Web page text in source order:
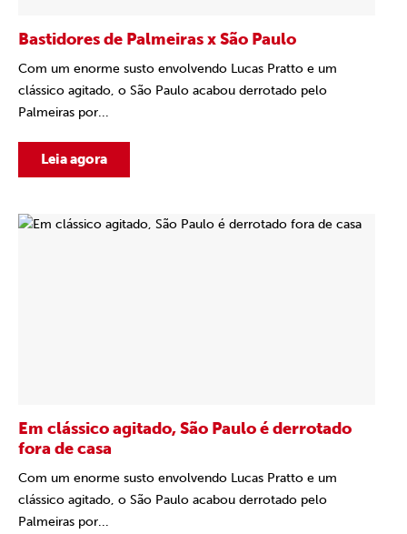
Bastidores de Palmeiras x São Paulo
Com um enorme susto envolvendo Lucas Pratto e um
clássico agitado, o São Paulo acabou derrotado pelo
Palmeiras por...
Leia agora
Em clássico agitado, São Paulo é derrotado
fora de casa
Com um enorme susto envolvendo Lucas Pratto e um
clássico agitado, o São Paulo acabou derrotado pelo
Palmeiras por...